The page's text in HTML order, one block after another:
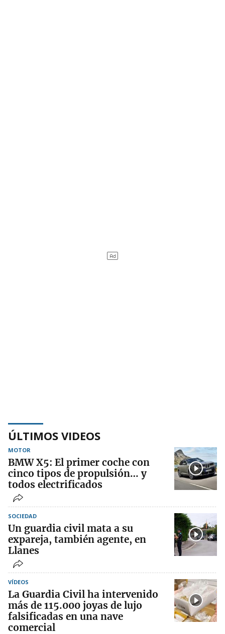
ÚLTIMOS VIDEOS
MOTOR
BMW X5: El primer coche con
cinco tipos de propulsión… y
todos electrificados
SOCIEDAD
Un guardia civil mata a su
expareja, también agente, en
Llanes
VÍDEOS
La Guardia Civil ha intervenido
más de 115.000 joyas de lujo
falsificadas en una nave
comercial